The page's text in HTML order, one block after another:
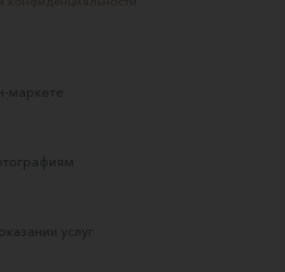
маркете
услуг